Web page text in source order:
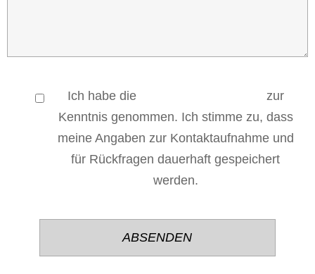
Ich habe die
zur
Kenntnis genommen. Ich stimme zu, dass
meine Angaben zur Kontaktaufnahme und
für Rückfragen dauerhaft gespeichert
werden.